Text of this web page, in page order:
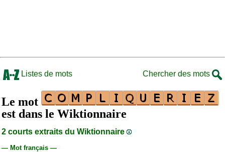
Listes de mots Chercher des mots
Le mot
est dans le Wiktionnaire
2 courts extraits du Wiktionnaire
— Mot français —